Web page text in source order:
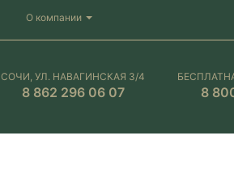
О компании
СОЧИ, УЛ. НАВАГИНСКАЯ 3/4
8 862 296 06 07 8